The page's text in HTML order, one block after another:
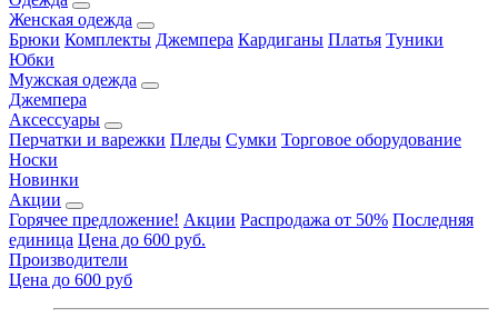
Женская одежда
Брюки Комплекты Джемпера Кардиганы Платья Туники
Юбки
Мужская одежда
Джемпера
Аксессуары
Перчатки и варежки Пледы Сумки Торговое оборудование
Носки
Новинки
Акции
Горячее предложение! Акции Распродажа от 50% Последняя
единица Цена до 600 руб.
Производители
Цена до 600 руб